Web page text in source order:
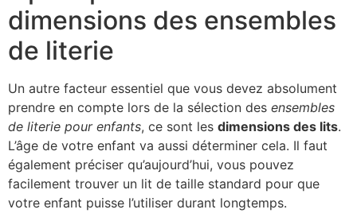
dimensions des ensembles
de literie
Un autre facteur essentiel que vous devez absolument
prendre en compte lors de la sélection des ensembles
de literie pour enfants, ce sont les dimensions des lits.
L’âge de votre enfant va aussi déterminer cela. Il faut
également préciser qu’aujourd’hui, vous pouvez
facilement trouver un lit de taille standard pour que
votre enfant puisse l’utiliser durant longtemps.